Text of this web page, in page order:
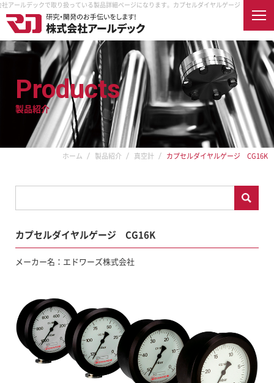
ールデックで取り扱っている製品詳細ページになります。カプセルダイヤルゲージ CG16K 株
English
ホーム 会社案内
企業情報
企業理念
取扱メーカー
アクセス
真空とは
お問い合わせ
Products
製品紹介
ホーム 製品紹介 真空計 カプセルダイヤルゲージ CG16K
カプセルダイヤルゲージ CG16K
メーカー名：エドワーズ株式会社